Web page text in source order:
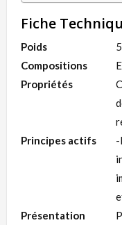
Fiche
Poids
Compositions
Propriétés
Principes actifs
-
Présentation